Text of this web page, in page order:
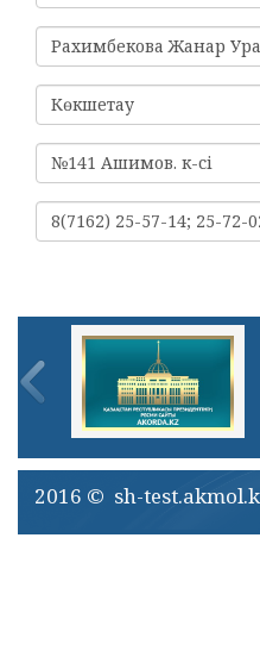
Рахимбекова Жанар
Көкшетау
№141 Ашимов. к-сі
8(7162) 25-57-14; 25-72-
2016 © sh-